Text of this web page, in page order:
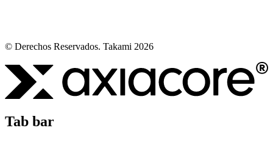
© Derechos Reservados. Takami 2026
Tab bar